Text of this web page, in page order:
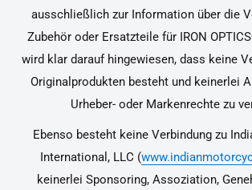
ausschließlich zur Information über die
Zubehör oder Ersatzteile für IRON
wird klar darauf hingewiesen, dass keine
Originalprodukten besteht und keinerlei
Urheber- oder Markenrechte zu
Ebenso besteht keine Verbindung zu
International, LLC (
keinerlei Sponsoring, Assoziation,